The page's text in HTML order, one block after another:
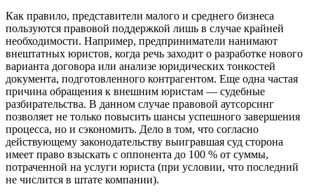
Как правило, представители малого и среднего бизнеса
пользуются правовой поддержкой лишь в случае крайней
необходимости. Например, предприниматели нанимают
внештатных юристов, когда речь заходит о разработке нового
варианта договора или анализе юридических тонкостей
документа, подготовленного контрагентом. Еще одна частая
причина обращения к внешним юристам — судебные
разбирательства. В данном случае правовой аутсорсинг
позволяет не только повысить шансы успешного завершения
процесса, но и сэкономить. Дело в том, что согласно
действующему законодательству выигравшая суд сторона
имеет право взыскать с оппонента до 100 % от суммы,
потраченной на услуги юриста (при условии, что последний
не числится в штате компании).